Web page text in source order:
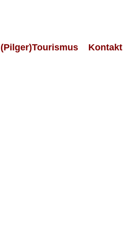
(Pilger)Tourismus Kontakt